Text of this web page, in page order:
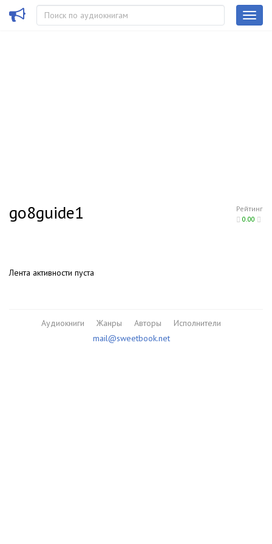
Рейтинг
0.00
go8guide1
Лента активности пуста
Аудиокниги Жанры Авторы
Исполнители
mail@sweetbook.net